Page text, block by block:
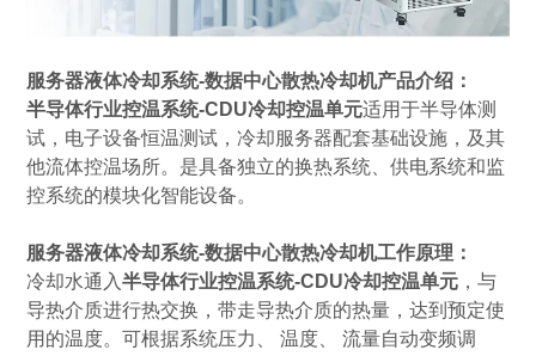
服务器液体冷却系统-数据中心散热冷却机产品介绍：
半导体行业控温系统-CDU冷却控温单元适用于半导体测
试，电子设备恒温测试，冷却服务器配套基础设施，及其
他流体控温场所。是具备独立的换热系统、供电系统和监
控系统的模块化智能设备。
服务器液体冷却系统-数据中心散热冷却机工作原理：
冷却水通入半导体行业控温系统-CDU冷却控温单元 ，与
导热介质进行热交换，带走导热介质的热量，达到预定使
用的温度。可根据系统压力、 温度、 流量自动变频调